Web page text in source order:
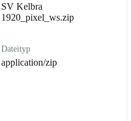
SV Kelbra
1920_pixel_ws.zip
Dateityp
application/zip